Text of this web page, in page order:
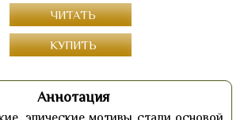
ЧИТАТЬ
КУПИТЬ
Аннотация